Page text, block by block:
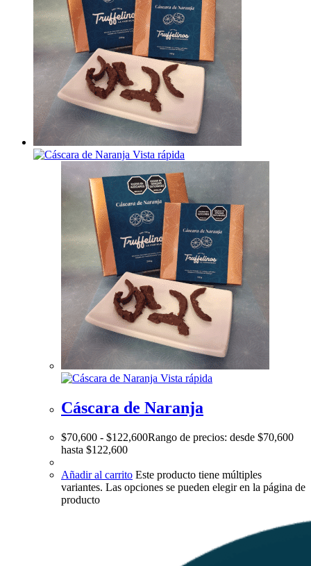
Vista rápida
Vista rápida
Cáscara de Naranja
$70,600 - $122,600Rango de precios: desde $70,600
hasta $122,600
Añadir al carrito Este producto tiene múltiples
variantes. Las opciones se pueden elegir en la página de
producto